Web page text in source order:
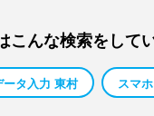
こんな検索をして
ータ入力 東村 スマ